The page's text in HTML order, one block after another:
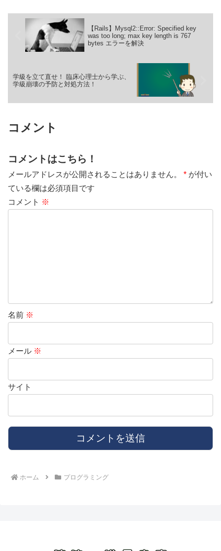
メソッド,dayメソッド,wdayメソ
ッドと組み合わせた「月、日、曜
日」の表示方法についてご紹介し
ます。
長させていくことを表していま
す...
【Rails】Mysql2::Error: Specified key
was too long; max key length is 767
bytes エラーを解決
学級を立て直せ！ 臨床心理士から学ぶ、
学級崩壊の予防と対処方法！
コメント
コメントはこちら！
メールアドレスが公開されることはありません。 * が付い
ている欄は必須項目です
コメント ※
名前 ※
メール ※
サイト
ホーム プログラミング